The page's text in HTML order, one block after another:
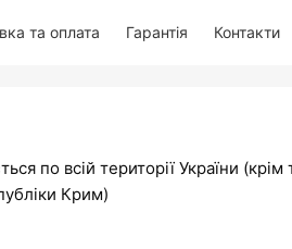
та оплата Гарантія Контакти
по всій території України
Крим)